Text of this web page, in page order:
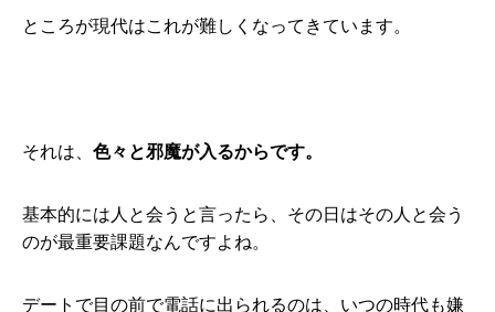
ところが現代はこれが難しくなってきています。
それは、 色々と邪魔が入るからです。
基本的には人と会うと言ったら、その日はその人と会う
のが最重要課題なんですよね。
デートで目の前で電話に出られるのは、いつの時代も嫌